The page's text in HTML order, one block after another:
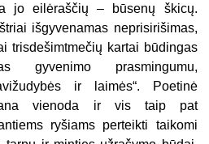
jo eilėraščių – būsenų škicų.
išgyvenamas neprisirišimas,
trisdešimtmečių kartai būdingas
gyvenimo prasmingumu,
ir laimės“. Poetinė
vienoda ir vis taip pat
ryšiams perteikti taikomi